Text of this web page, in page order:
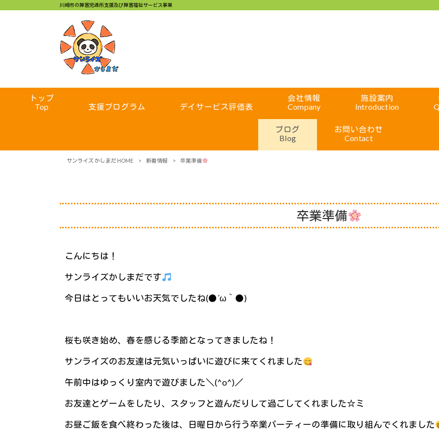
川崎市の障害児通所支援及び障害福祉サービス事業
トップ
Top
支援プログラム デイサービス評価表
会社情報
Company
施設案内
Introduction
ブログ
Blog
お問い合わせ
Contact
サンライズ かしまだ HOME > 新着情報 > 卒業準備
卒業準備
こんにちは！
サンライズかしまだです
今日はとってもいいお天気でしたね(●´ω｀●)
桜も咲き始め、春を感じる季節となってきましたね！
サンライズのお友達は元気いっぱいに遊びに来てくれました
午前中はゆっくり室内で遊びました＼(^o^)／
お友達とゲームをしたり、スタッフと遊んだりして過ごしてくれました☆ミ
お昼ご飯を食べ終わった後は、日曜日から行う卒業パーティーの準備に取り組んでくれました